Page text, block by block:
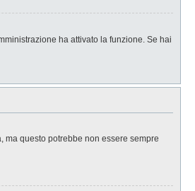
ha attivato la funzione. Se hai
ma questo potrebbe non essere sempre